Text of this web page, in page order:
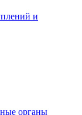
и
органы